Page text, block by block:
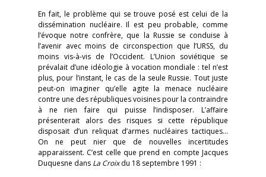
En fait, le problème qui se trouve posé est celui de la
dissémination nucléaire. Il est peu probable, comme
l’évoque notre confrère, que la Russie se conduise à
l’avenir avec moins de circonspection que l’URSS, du
moins vis-à-vis de l’Occident. L’Union soviétique se
prévalait d’une idéologie à vocation mondiale : tel n’est
plus, pour l’instant, le cas de la seule Russie. Tout juste
peut-on imaginer qu’elle agite la menace nucléaire
contre une des républiques voisines pour la contraindre
à ne rien faire qui puisse l’indisposer. L’affaire
présenterait alors des risques si cette république
disposait d’un reliquat d’armes nucléaires tactiques…
On ne peut nier que de nouvelles incertitudes
apparaissent. C’est celle que prend en compte Jacques
Duquesne dans La Croixdu 18 septembre 1991 :